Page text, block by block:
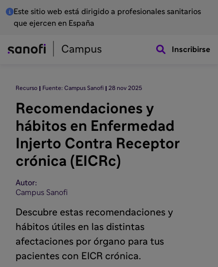
Este sitio web está dirigido a profesionales sanitarios
que ejercen en España
Inscribirse
Recurso Fuente: Campus Sanofi 28 nov 2025
Recomendaciones y
hábitos en Enfermedad
Injerto Contra Receptor
crónica (EICRc)
Autor:
Campus Sanofi
Descubre estas recomendaciones y
hábitos útiles en las distintas
afectaciones por órgano para tus
pacientes con EICR crónica.